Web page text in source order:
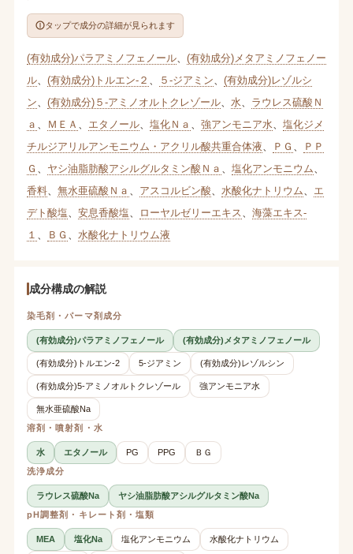
タップで成分の詳細が見られます
(有効成分)パラアミノフェノール、 (有効成分)メタアミノフェノー
ル、 (有効成分)トルエン-２ ５-ジアミン
(有効成分)レゾルシ
ン
(有効成分)５-アミノオルトクレゾール、 水
ラウレス硫酸Ｎ
ａ
ＭＥＡ エタノール、 塩化Ｎａ 強アンモニア水
塩化ジメ
チルジアリルアンモニウム・アクリル酸共重合体液
ＰＧ
ＰＰ
Ｇ
ヤシ油脂肪酸アシルグルタミン酸Ｎａ 塩化アンモニウム
香料、 無水亜硫酸Ｎａ アスコルビン酸 水酸化ナトリウム
エ
デト酸塩
安息香酸塩 ローヤルゼリーエキス
海藻エキス-
１
ＢＧ 水酸化ナトリウム液
成分構成の解説
染毛剤・パーマ剤成分
(有効成分)パラアミノフェノール (有効成分)メタアミノフェノール
(有効成分)トルエン-2 5-ジアミン (有効成分)レゾルシン
(有効成分)5-アミノオルトクレゾール 強アンモニア水
無水亜硫酸Na
溶剤・噴射剤・水
水 エタノール PG PPG
ＢＧ
洗浄成分
ラウレス硫酸Na
ヤシ油脂肪酸アシルグルタミン酸Na
pH調整剤・キレート剤・塩類
MEA 塩化Na 塩化アンモニウム 水酸化ナトリウム